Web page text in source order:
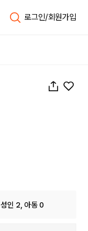
로그인/회원가입
성인 2, 아동 0